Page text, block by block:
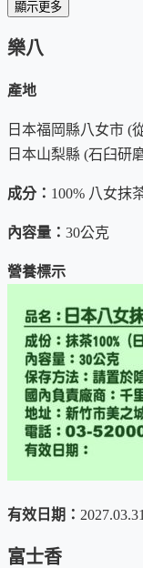
抹茶等級：
「這支福岡八女抹茶
抹茶等級： 極真抹茶
「這支靜岡抹茶的 茶
士香
喜歡純抹茶的
喜歡抹茶好滋
希望提神和思
希望用最簡單
首次上架日期：2022-
顯示更多
樂八
產地
日本福岡縣八女市 (
日本山梨縣 (石臼研
成分： 100% 八女抹
內容量： 30公克
營養標示
有效日期：
富士香